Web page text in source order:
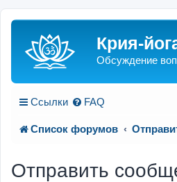
Крия-
Обсуждение
Ссылки FAQ
Список форумов
Отправить